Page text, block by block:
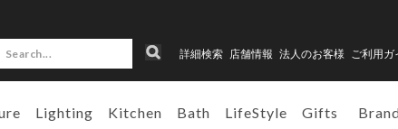
詳細検索 店舗情報 法人のお客様 ご利用ガ
Lighting Kitchen Bath LifeStyle Gifts